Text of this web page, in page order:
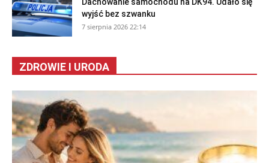
wyjść bez szwanku
7 sierpnia 2026 22:14
ZDROWIE I URODA